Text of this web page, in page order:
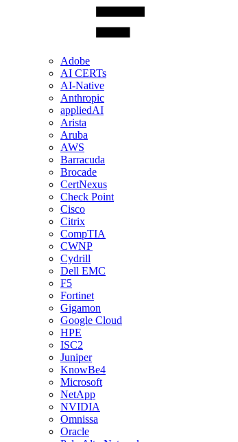
Adobe
AI CERTs
AI-Native
Anthropic
appliedAI
Arista
Aruba
AWS
Barracuda
Brocade
CertNexus
Check Point
Cisco
Citrix
CompTIA
CWNP
Cydrill
Dell EMC
F5
Fortinet
Gigamon
Google Cloud
HPE
ISC2
Juniper
KnowBe4
Microsoft
NetApp
NVIDIA
Omnissa
Oracle